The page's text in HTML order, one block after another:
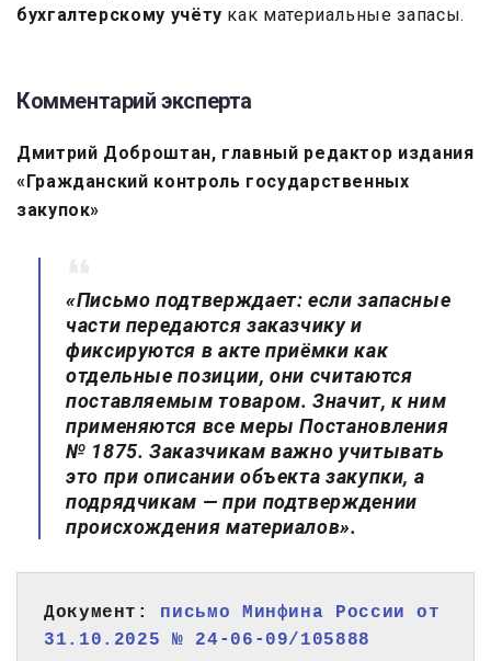
бухгалтерскому учёту как материальные запасы.
Комментарий эксперта
Дмитрий Доброштан, главный редактор издания
«Гражданский контроль государственных
закупок»
«Письмо подтверждает: если запасные
части передаются заказчику и
фиксируются в акте приёмки как
отдельные позиции, они считаются
поставляемым товаром. Значит, к ним
применяются все меры Постановления
№ 1875. Заказчикам важно учитывать
это при описании объекта закупки, а
подрядчикам — при подтверждении
происхождения материалов».
Документ: письмо Минфина России от
31.10.2025 № 24-06-09/105888